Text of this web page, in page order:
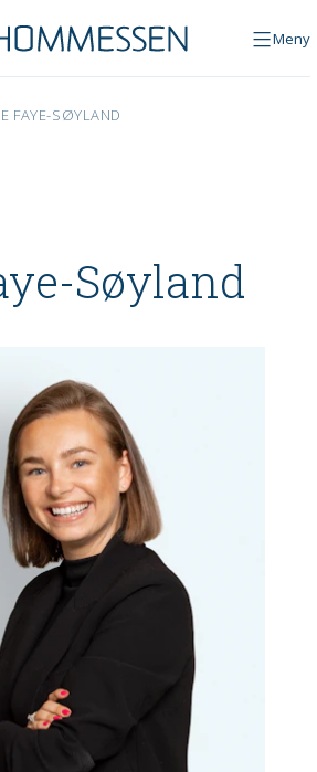
Meny
FAYE-SØYLAND
Søyland